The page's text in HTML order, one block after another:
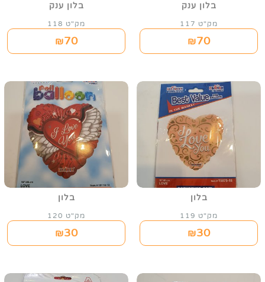
בלון ענק
מק"ט 117
₪70
בלון ענק
מק"ט 118
₪70
בלון
מק"ט 119
₪30
בלון
מק"ט 120
₪30